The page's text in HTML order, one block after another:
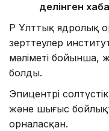
делінген
ҚР Ұлттық ядролық
зерттеулер
мәліметі бойынша,
болды.
Эпицентрі
және шығыс
орналасқан.